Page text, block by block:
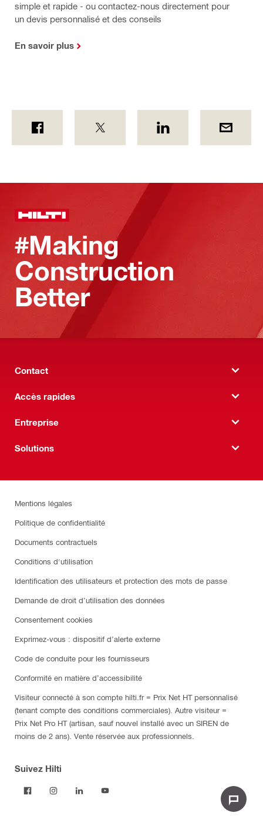
simple et rapide - ou contactez-nous directement pour
un devis personnalisé et des conseils
En savoir plus
#Making
Construction
Better
Contact
Accès rapides
Entreprise
Solutions
Mentions légales
Politique de confidentialité
Documents contractuels
Conditions d'utilisation
Identification des utilisateurs et protection des mots de passe
Demande de droit d’utilisation des données
Consentement cookies
Exprimez-vous : dispositif d’alerte externe
Code de conduite pour les fournisseurs
Conformité en matière d’accessibilité
Visiteur connecté à son compte hilti.fr = Prix Net HT personnalisé
(tenant compte des conditions commerciales). Autre visiteur =
Prix Net Pro HT (artisan, sauf nouvel installé avec un SIREN de
moins de 2 ans). Vente réservée aux professionnels.
Suivez Hilti